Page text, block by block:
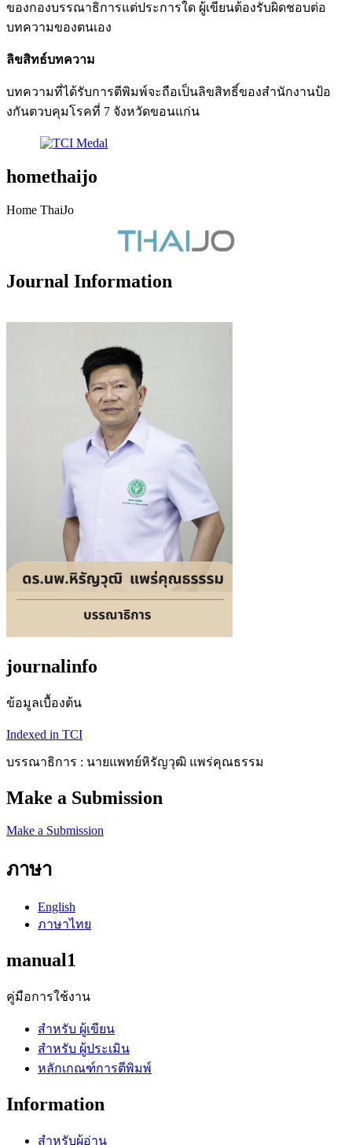
ของกองบรรณาธิการแต่ประการใด ผู้เขียนต้องรับผิดชอบต่อ
บทความของตนเอง
ลิขสิทธ์บทความ
บทความที่ได้รับการตีพิมพ์จะถือเป็นลิขสิทธิ์ของสำนักงานป้อ
งกันตวบคุมโรคที่ 7 จังหวัดขอนแก่น
homethaijo
Home ThaiJo
Journal Information
journalinfo
ข้อมูลเบื้องต้น
Indexed in TCI
บรรณาธิการ : นายแพทย์หิรัญวุฒิ แพร่คุณธรรม
Make a Submission
Make a Submission
ภาษา
English
ภาษาไทย
manual1
คู่มือการใช้งาน
สำหรับ ผู้เขียน
สำหรับ ผู้ประเมิน
หลักเกณฑ์การตีพิมพ์
Information
สำหรับผู้อ่าน